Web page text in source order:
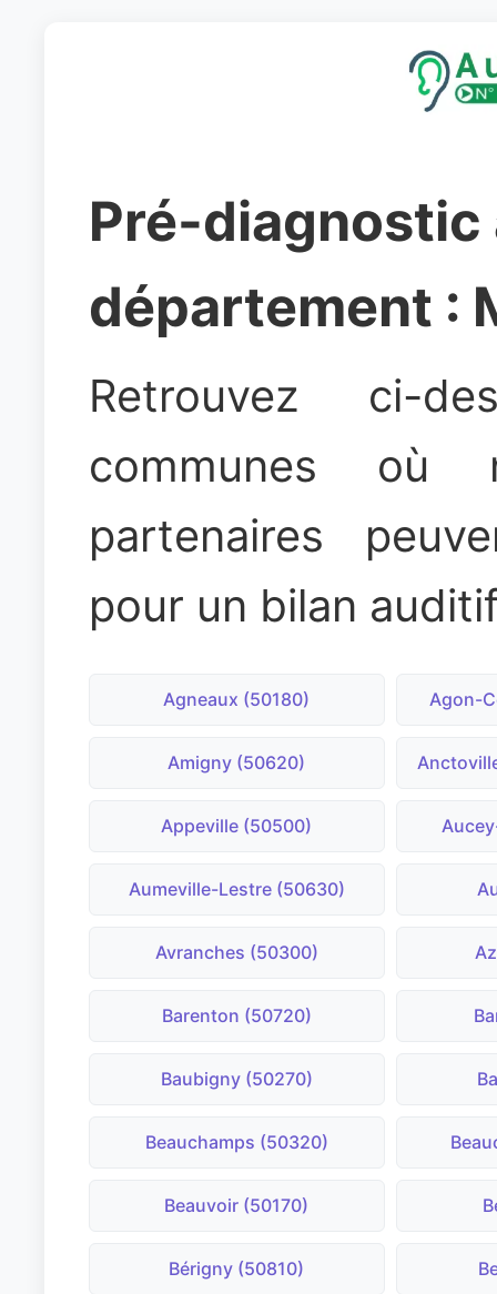
Pré-
département :
Retrouvez ci-
communes où
partenaires
pour un bilan
Agneaux (50180) Agon-
Amigny (50620)
Appeville (50500)
Aumeville-Lestre (50630)
Avranches (50300)
Barenton (50720)
Baubigny (50270)
Beauchamps (50320)
Beauvoir (50170)
Bérigny (50810)